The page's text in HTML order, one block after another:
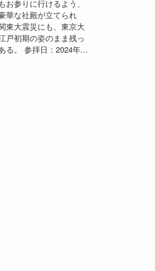
参りに行けるよう、
華な社殿が立てられ
東大震災にも、東京大
戸初期の姿のまま残っ
る。 参拝日：2024年...